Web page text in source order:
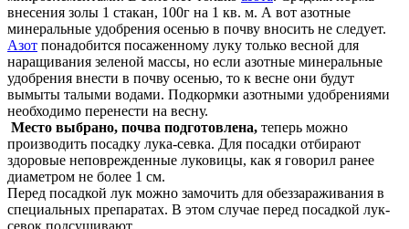
внесения золы 1 стакан, 100г на 1 кв. м. А вот азотные
минеральные удобрения осенью в почву вносить не следует.
Азот понадобится посаженному луку только весной для
наращивания зеленой массы, но если азотные минеральные
удобрения внести в почву осенью, то к весне они будут
вымыты талыми водами. Подкормки азотными удобрениями
необходимо перенести на весну.
Место выбрано, почва подготовлена, теперь можно
производить посадку лука-севка. Для посадки отбирают
здоровые неповрежденные луковицы, как я говорил ранее
диаметром не более 1 см.
Перед посадкой лук можно замочить для обеззараживания в
специальных препаратах. В этом случае перед посадкой лук-